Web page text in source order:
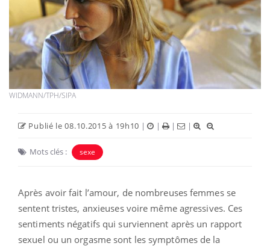
WIDMANN/TPH/SIPA
Publié le 08.10.2015 à 19h10 | | | |
Mots clés : sexe
Après avoir fait l’amour, de nombreuses femmes se
sentent tristes, anxieuses voire même agressives. Ces
sentiments négatifs qui surviennent après un rapport
sexuel ou un orgasme sont les symptômes de la